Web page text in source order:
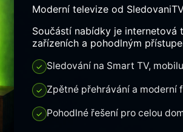
Moderní televize od
Součástí nabídky je internetová
zařízeních a pohodlným
✓ Sledování na Smart TV,
✓ Zpětné přehrávání a moderní
✓ Pohodlné řešení pro celou